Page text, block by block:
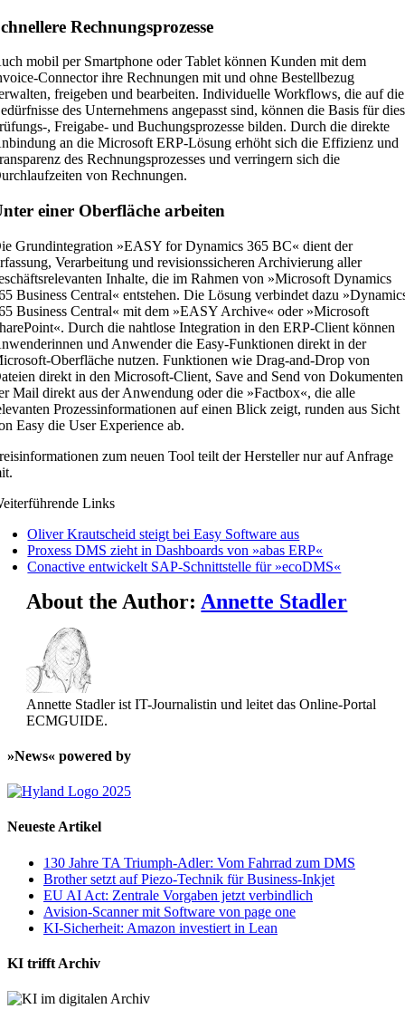
Rechnungsprozesse
mobil per Smartphone oder Tablet können Kunden mit dem
Connector ihre Rechnungen mit und ohne Bestellbezug
freigeben und bearbeiten. Individuelle Workflows, die auf die
des Unternehmens angepasst sind, können die Basis für
, Freigabe- und Buchungsprozesse bilden. Durch die direkte
an die Microsoft ERP-Lösung erhöht sich die Effizienz und
des Rechnungsprozesses und verringern sich die
von Rechnungen.
einer Oberfläche arbeiten
Grundintegration »EASY for Dynamics 365 BC« dient der
Verarbeitung und revisionssicheren Archivierung aller
Inhalte, die im Rahmen von »Microsoft Dynamics
Business Central« entstehen. Die Lösung verbindet dazu
Business Central« mit dem »EASY Archive« oder »Microsoft
Durch die nahtlose Integration in den ERP-Client können
und Anwender die Easy-Funktionen direkt in der
Oberfläche nutzen. Funktionen wie Drag-and-Drop von
direkt in den Microsoft-Client, Save and Send von Dokumenten
Mail direkt aus der Anwendung oder die »Factbox«, die alle
Prozessinformationen auf einen Blick zeigt, runden aus Sicht
Easy die User Experience ab.
zum neuen Tool teilt der Hersteller nur auf Anfrage
Links
Oliver Krautscheid steigt bei Easy Software aus
Proxess DMS zieht in Dashboards von »abas ERP«
Conactive entwickelt SAP-Schnittstelle für »ecoDMS«
About the Author: Annette Stadler
Annette Stadler ist IT-Journalistin und leitet das Online-Portal
ECMGUIDE.
»News« powered by
Neueste Artikel
130 Jahre TA Triumph-Adler: Vom Fahrrad zum DMS
Brother setzt auf Piezo-Technik für Business-Inkjet
EU AI Act: Zentrale Vorgaben jetzt verbindlich
Avision-Scanner mit Software von page one
KI-Sicherheit: Amazon investiert in Lean
KI trifft Archiv